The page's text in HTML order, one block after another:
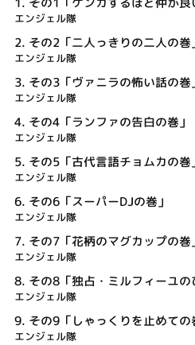
エンジェル隊
2. その2「二人っきりの二人の巻
エンジェル隊
3. その3「ヴァニラの怖い話の巻
エンジェル隊
4. その4「ランファの告白の巻」
エンジェル隊
5. その5「古代言語チョムカの巻
エンジェル隊
6. その6「スーパーDJの巻」
エンジェル隊
7. その7「花柄のマグカップの巻
エンジェル隊
8. その8「独占・ミルフィーユの
エンジェル隊
9. その9「しゃっくりを止めての
エンジェル隊